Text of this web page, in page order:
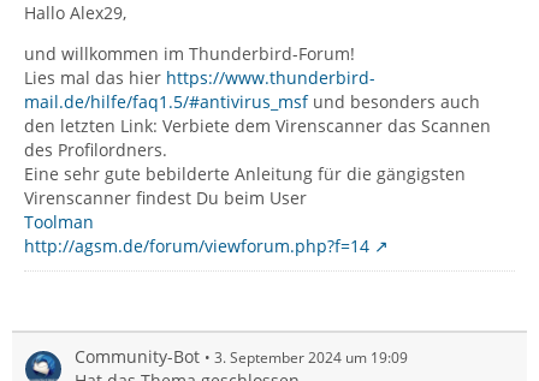
Hallo Alex29,
und willkommen im Thunderbird-Forum!
Lies mal das hier https://www.thunderbird-
mail.de/hilfe/faq1.5/#antivirus_msfund besonders auch
den letzten Link: Verbiete dem Virenscanner das Scannen
des Profilordners.
Eine sehr gute bebilderte Anleitung für die gängigsten
Virenscanner findest Du beim User
Toolman
http://agsm.de/forum/viewforum.php?f=14
Community-Bot 3. September 2024 um 19:09